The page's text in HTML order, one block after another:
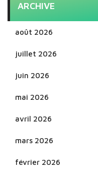
ARCHIVE
août 2026
juillet 2026
juin 2026
mai 2026
avril 2026
mars 2026
février 2026